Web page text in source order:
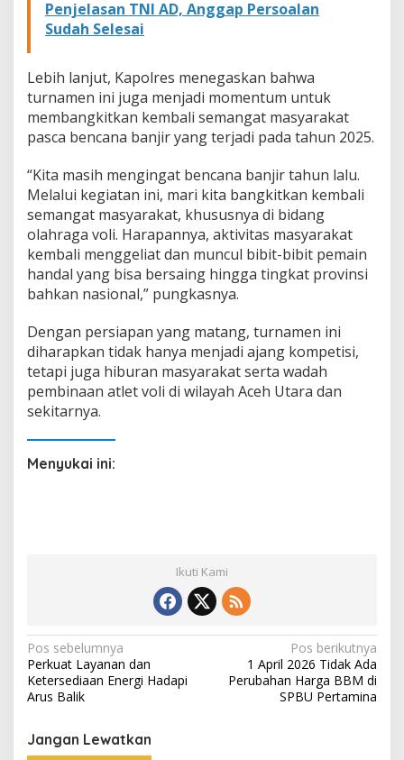
Penjelasan TNI AD, Anggap Persoalan
Sudah Selesai
Lebih lanjut, Kapolres menegaskan bahwa
turnamen ini juga menjadi momentum untuk
membangkitkan kembali semangat masyarakat
pasca bencana banjir yang terjadi pada tahun 2025.
“Kita masih mengingat bencana banjir tahun lalu.
Melalui kegiatan ini, mari kita bangkitkan kembali
semangat masyarakat, khususnya di bidang
olahraga voli. Harapannya, aktivitas masyarakat
kembali menggeliat dan muncul bibit-bibit pemain
handal yang bisa bersaing hingga tingkat provinsi
bahkan nasional,” pungkasnya.
Dengan persiapan yang matang, turnamen ini
diharapkan tidak hanya menjadi ajang kompetisi,
tetapi juga hiburan masyarakat serta wadah
pembinaan atlet voli di wilayah Aceh Utara dan
sekitarnya.
Menyukai ini:
Ikuti Kami
N
a
v
i
g
Pos sebelumnya
Perkuat Layanan dan
Ketersediaan Energi Hadapi
Arus Balik
Pos berikutnya
1 April 2026 Tidak Ada
Perubahan Harga BBM di
SPBU Pertamina
Jangan Lewatkan